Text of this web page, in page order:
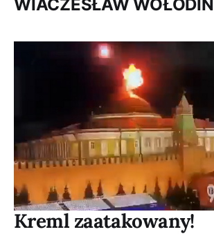
WIACZESŁAW WOŁODIN
Kreml zaatakowany!